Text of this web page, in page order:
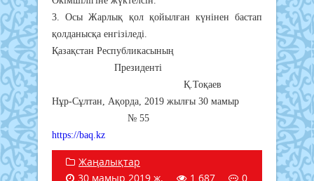
3. Осы Жарлық қол қойылған күнінен бастап
қолданысқа енгізіледі.
Қазақстан Республикасының
Президенті
Қ.Тоқаев
Нұр-Сұлтан, Ақорда, 2019 жылғы 30 мамыр
№ 55
https://baq.kz
Жаңалықтар
30 мамыр 2019 ж.
1 687 0